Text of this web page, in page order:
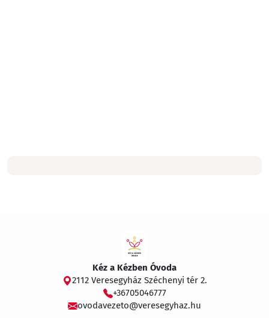
Kéz a Kézben Óvoda
2112 Veresegyház Széchenyi tér 2.
+36705046777
ovodavezeto@veresegyhaz.hu